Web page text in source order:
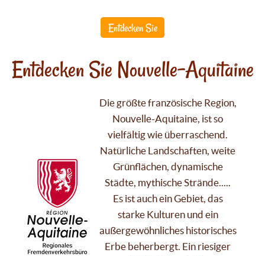
Entdecken Sie
Entdecken Sie Nouvelle-Aquitaine
Die größte französische Region,
Nouvelle-Aquitaine, ist so
vielfältig wie überraschend.
Natürliche Landschaften, weite
Grünflächen, dynamische
Städte, mythische Strände.....
Es ist auch ein Gebiet, das
starke Kulturen und ein
außergewöhnliches historisches
Erbe beherbergt. Ein riesiger